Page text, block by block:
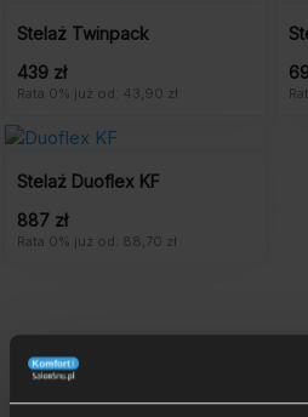
Stelaż Twinpack
439 zł
Rata 0% już od: 43,90 zł
Stelaż Duoflex KF
887 zł
Rata 0% już od: 88,70 zł